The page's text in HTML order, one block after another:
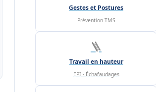
Gestes et Postures
Prévention TMS
🪜
Travail en hauteur
EPI · Échafaudages